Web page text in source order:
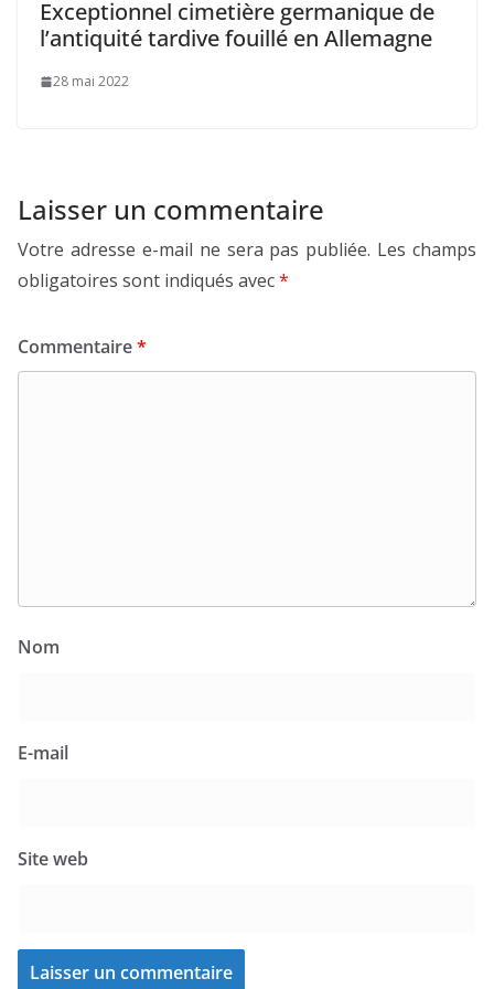
Exceptionnel cimetière germanique de
l’antiquité tardive fouillé en Allemagne
28 mai 2022
Laisser un commentaire
Votre adresse e-mail ne sera pas publiée. Les champs
obligatoires sont indiqués avec*
Commentaire*
Nom
E-mail
Site web